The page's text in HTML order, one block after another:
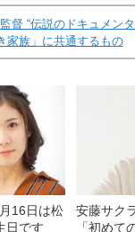
督 “伝説のドキュメン
家族」に共通するもの
16日は松
日です
安藤サク
「初めて